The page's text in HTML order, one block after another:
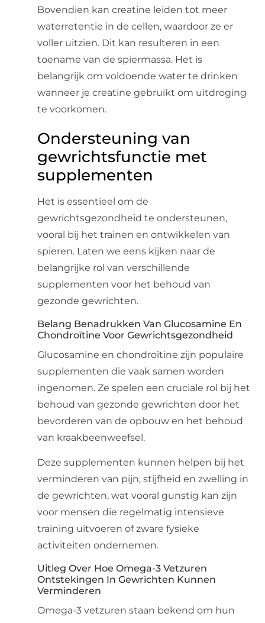
Bovendien kan creatine leiden tot meer
waterretentie in de cellen, waardoor ze er
voller uitzien. Dit kan resulteren in een
toename van de spiermassa. Het is
belangrijk om voldoende water te drinken
wanneer je creatine gebruikt om uitdroging
te voorkomen.
Ondersteuning van
gewrichtsfunctie met
supplementen
Het is essentieel om de
gewrichtsgezondheid te ondersteunen,
vooral bij het trainen en ontwikkelen van
spieren. Laten we eens kijken naar de
belangrijke rol van verschillende
supplementen voor het behoud van
gezonde gewrichten.
Belang Benadrukken Van Glucosamine En
Chondroïtine Voor Gewrichtsgezondheid
Glucosamine en chondroïtine zijn populaire
supplementen die vaak samen worden
ingenomen. Ze spelen een cruciale rol bij het
behoud van gezonde gewrichten door het
bevorderen van de opbouw en het behoud
van kraakbeenweefsel.
Deze supplementen kunnen helpen bij het
verminderen van pijn, stijfheid en zwelling in
de gewrichten, wat vooral gunstig kan zijn
voor mensen die regelmatig intensieve
training uitvoeren of zware fysieke
activiteiten ondernemen.
Uitleg Over Hoe Omega-3 Vetzuren
Ontstekingen In Gewrichten Kunnen
Verminderen
Omega-3 vetzuren staan bekend om hun